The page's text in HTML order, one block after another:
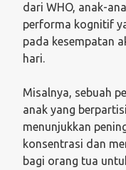
dari WHO, anak-
performa kognitif
pada kesempatan
hari.
Misalnya, sebuah
anak yang
menunjukkan
konsentrasi dan
bagi orang tua